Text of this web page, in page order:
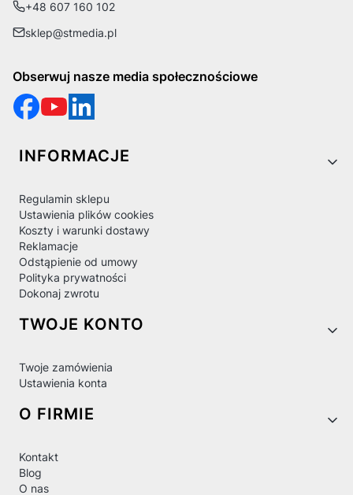
+48 607 160 102
sklep@stmedia.pl
Obserwuj nasze media społecznościowe
Linki w stopce
INFORMACJE
Regulamin sklepu
Ustawienia plików cookies
Koszty i warunki dostawy
Reklamacje
Odstąpienie od umowy
Polityka prywatności
Dokonaj zwrotu
TWOJE KONTO
Twoje zamówienia
Ustawienia konta
O FIRMIE
Kontakt
Blog
O nas